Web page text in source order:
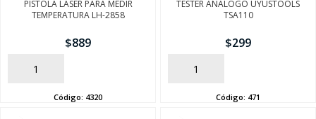
PISTOLA LASER PARA MEDIR
TEMPERATURA LH-2858
$889
AÑADIR
Código: 4320
TESTER ANALOGO UYUSTOOLS
TSA110
$299
AÑADIR
Código: 471